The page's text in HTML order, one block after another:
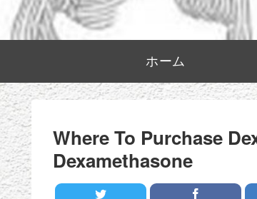
ホーム
Where To Purchase
Dexamethasone